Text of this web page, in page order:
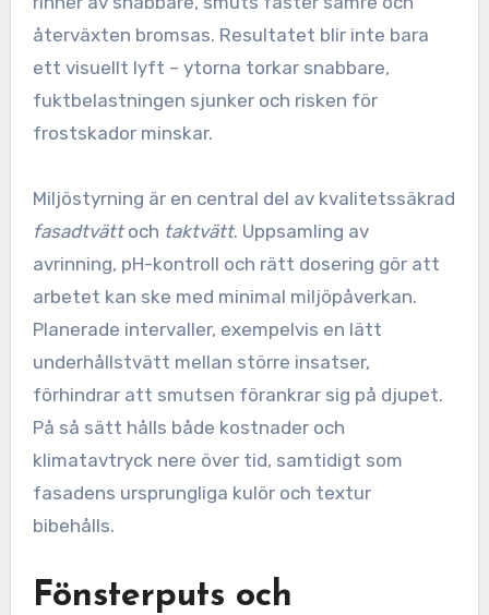
återväxten bromsas. Resultatet blir inte bara
ett visuellt lyft – ytorna torkar snabbare,
fuktbelastningen sjunker och risken för
frostskador minskar.
Miljöstyrning är en central del av kvalitetssäkrad
fasadtvättoch taktvätt. Uppsamling av
avrinning, pH-kontroll och rätt dosering gör att
arbetet kan ske med minimal miljöpåverkan.
Planerade intervaller, exempelvis en lätt
underhållstvätt mellan större insatser,
förhindrar att smutsen förankrar sig på djupet.
På så sätt hålls både kostnader och
klimatavtryck nere över tid, samtidigt som
fasadens ursprungliga kulör och textur
bibehålls.
Fönsterputs och